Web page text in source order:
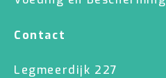
Contact
Legmeerdijk 227